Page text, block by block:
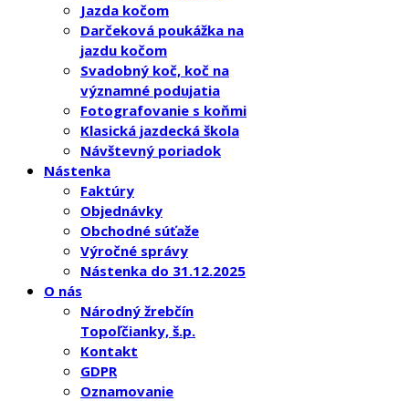
Jazda kočom
Darčeková poukážka na
jazdu kočom
Svadobný koč, koč na
významné podujatia
Fotografovanie s koňmi
Klasická jazdecká škola
Návštevný poriadok
Nástenka
Faktúry
Objednávky
Obchodné súťaže
Výročné správy
Nástenka do 31.12.2025
O nás
Národný žrebčín
Topoľčianky, š.p.
Kontakt
GDPR
Oznamovanie